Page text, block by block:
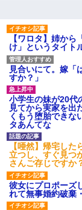
【ワロタ】姉か
け」というタイト
見合いにて。嫁「
すか？」
小学生の妹が20代
見てから実家を出
くもう堕胎できな
タあんてな
【唖然】帰宅し
立つし、すぐ見つ
さんご存じですか
彼女にプロポーズ
れて無事婚約破棄